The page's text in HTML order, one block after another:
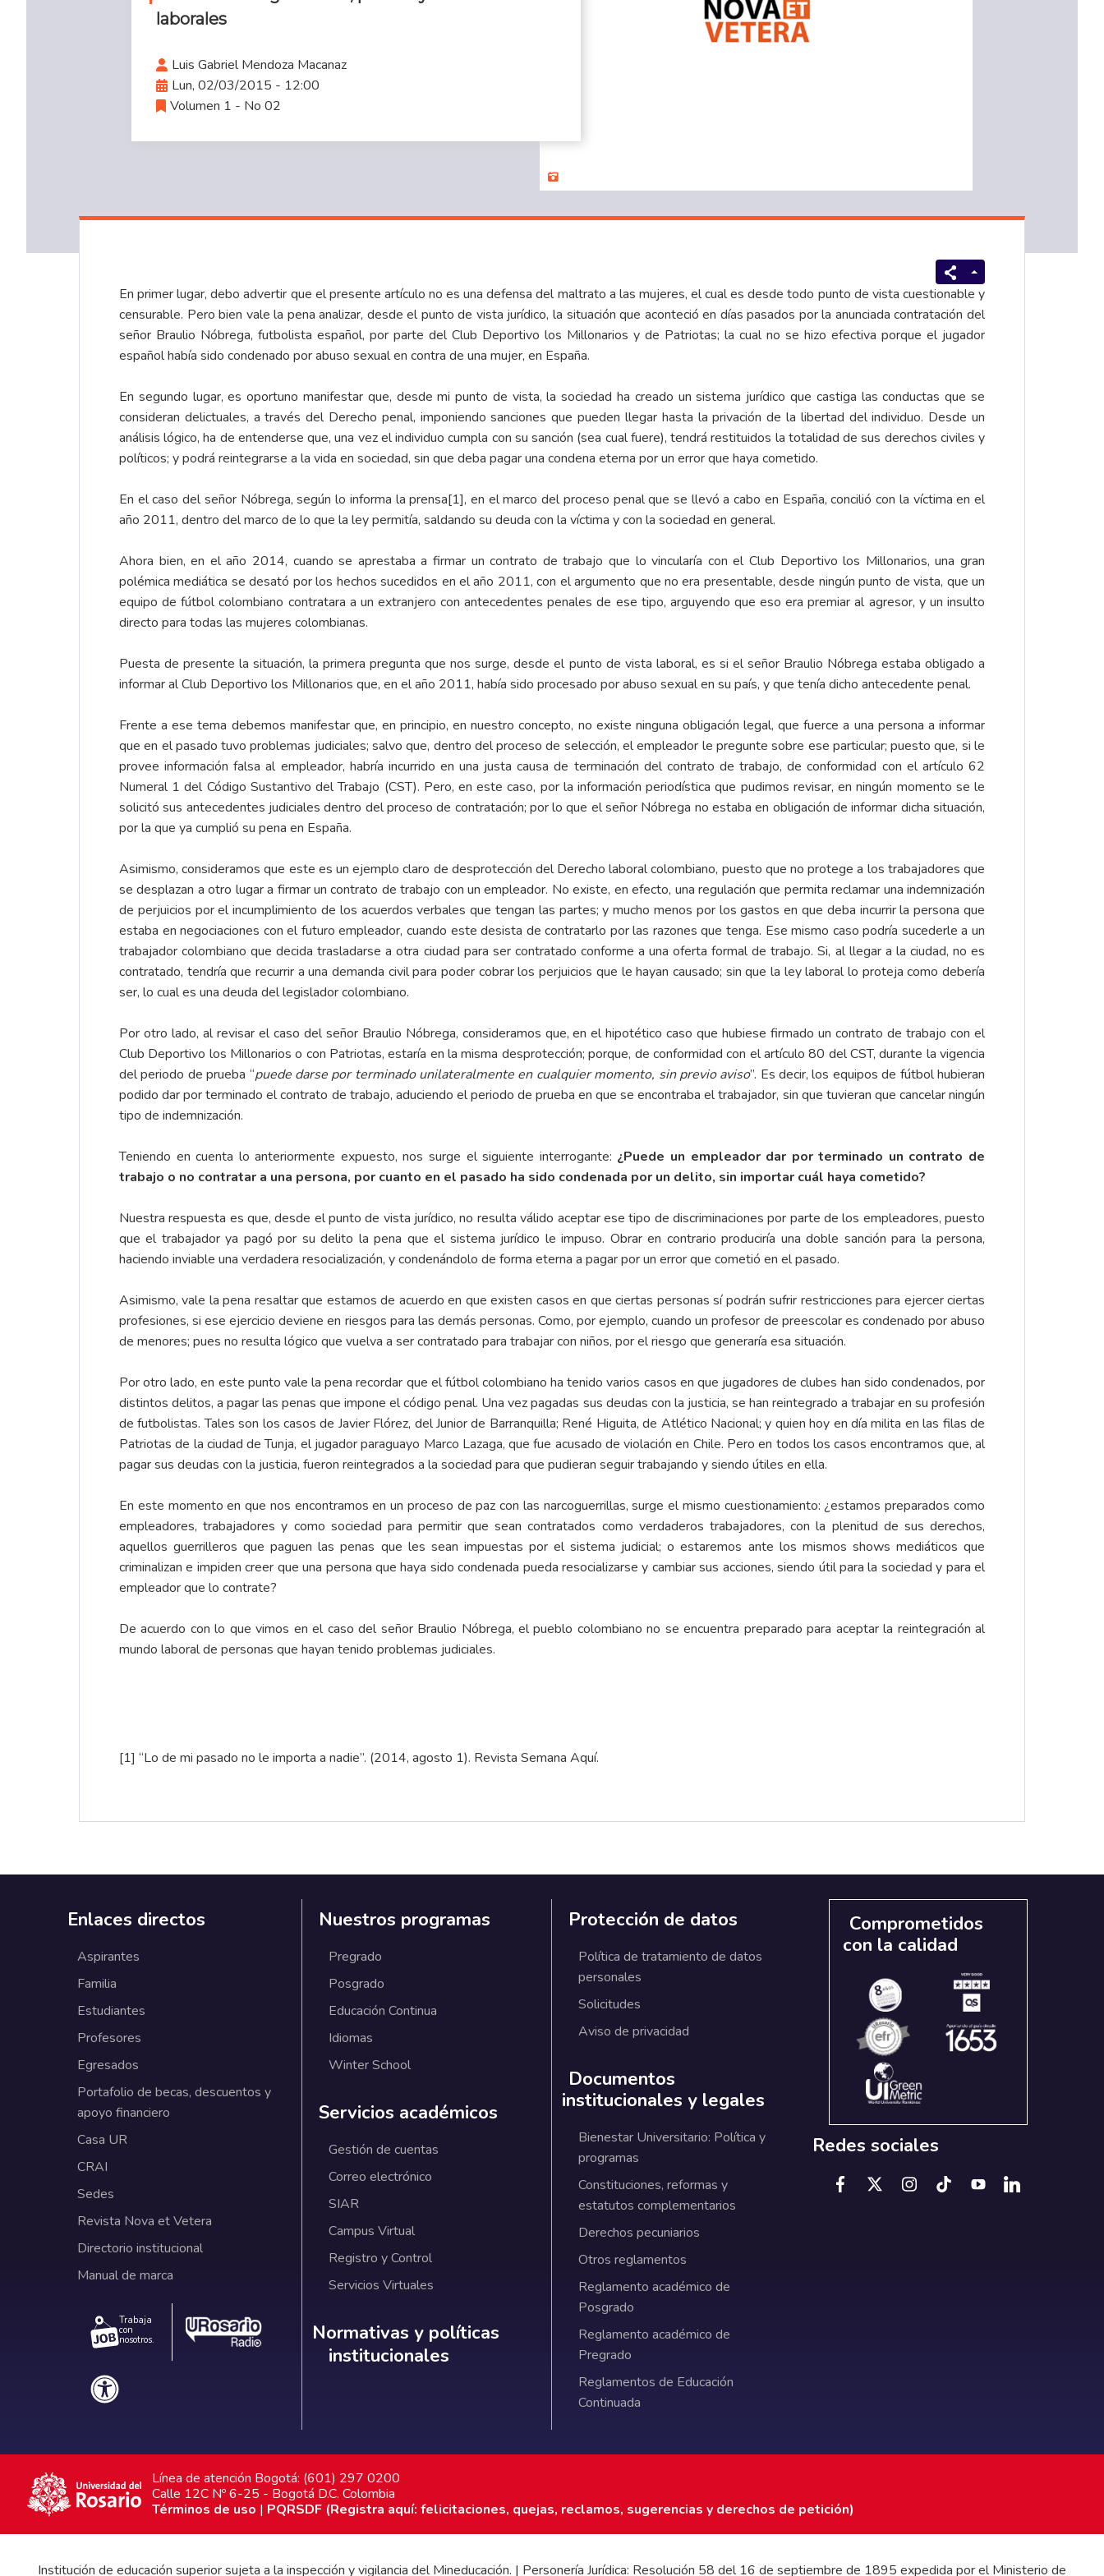
laborales
Luis Gabriel Mendoza Macanaz
Lun, 02/03/2015 - 12:00
Volumen 1 - No 02
En primer lugar, debo advertir que el presente artículo no es una defensa del maltrato a las mujeres, el cual es desde todo punto de vista cuestionable y
censurable. Pero bien vale la pena analizar, desde el punto de vista jurídico, la situación que aconteció en días pasados por la anunciada contratación del
señor Braulio Nóbrega, futbolista español, por parte del Club Deportivo los Millonarios y de Patriotas; la cual no se hizo efectiva porque el jugador
español había sido condenado por abuso sexual en contra de una mujer, en España.
En segundo lugar, es oportuno manifestar que, desde mi punto de vista, la sociedad ha creado un sistema jurídico que castiga las conductas que se
consideran delictuales, a través del Derecho penal, imponiendo sanciones que pueden llegar hasta la privación de la libertad del individuo. Desde un
análisis lógico, ha de entenderse que, una vez el individuo cumpla con su sanción (sea cual fuere), tendrá restituidos la totalidad de sus derechos civiles y
políticos; y podrá reintegrarse a la vida en sociedad, sin que deba pagar una condena eterna por un error que haya cometido.
En el caso del señor Nóbrega, según lo informa la prensa[1], en el marco del proceso penal que se llevó a cabo en España, concilió con la víctima en el
año 2011, dentro del marco de lo que la ley permitía, saldando su deuda con la víctima y con la sociedad en general.
Ahora bien, en el año 2014, cuando se aprestaba a firmar un contrato de trabajo que lo vincularía con el Club Deportivo los Millonarios, una gran
polémica mediática se desató por los hechos sucedidos en el año 2011, con el argumento que no era presentable, desde ningún punto de vista, que un
equipo de fútbol colombiano contratara a un extranjero con antecedentes penales de ese tipo, arguyendo que eso era premiar al agresor, y un insulto
directo para todas las mujeres colombianas.
Puesta de presente la situación, la primera pregunta que nos surge, desde el punto de vista laboral, es si el señor Braulio Nóbrega estaba obligado a
informar al Club Deportivo los Millonarios que, en el año 2011, había sido procesado por abuso sexual en su país, y que tenía dicho antecedente penal.
Frente a ese tema debemos manifestar que, en principio, en nuestro concepto, no existe ninguna obligación legal, que fuerce a una persona a informar
que en el pasado tuvo problemas judiciales; salvo que, dentro del proceso de selección, el empleador le pregunte sobre ese particular; puesto que, si le
provee información falsa al empleador, habría incurrido en una justa causa de terminación del contrato de trabajo, de conformidad con el artículo 62
Numeral 1 del Código Sustantivo del Trabajo (CST). Pero, en este caso, por la información periodística que pudimos revisar, en ningún momento se le
solicitó sus antecedentes judiciales dentro del proceso de contratación; por lo que el señor Nóbrega no estaba en obligación de informar dicha situación,
por la que ya cumplió su pena en España.
Asimismo, consideramos que este es un ejemplo claro de desprotección del Derecho laboral colombiano, puesto que no protege a los trabajadores que
se desplazan a otro lugar a firmar un contrato de trabajo con un empleador. No existe, en efecto, una regulación que permita reclamar una indemnización
de perjuicios por el incumplimiento de los acuerdos verbales que tengan las partes; y mucho menos por los gastos en que deba incurrir la persona que
estaba en negociaciones con el futuro empleador, cuando este desista de contratarlo por las razones que tenga. Ese mismo caso podría sucederle a un
trabajador colombiano que decida trasladarse a otra ciudad para ser contratado conforme a una oferta formal de trabajo. Si, al llegar a la ciudad, no es
contratado, tendría que recurrir a una demanda civil para poder cobrar los perjuicios que le hayan causado; sin que la ley laboral lo proteja como debería
ser, lo cual es una deuda del legislador colombiano.
Por otro lado, al revisar el caso del señor Braulio Nóbrega, consideramos que, en el hipotético caso que hubiese firmado un contrato de trabajo con el
Club Deportivo los Millonarios o con Patriotas, estaría en la misma desprotección; porque, de conformidad con el artículo 80 del CST, durante la vigencia
del periodo de prueba “puede darse por terminado unilateralmente en cualquier momento, sin previo aviso”. Es decir, los equipos de fútbol hubieran
podido dar por terminado el contrato de trabajo, aduciendo el periodo de prueba en que se encontraba el trabajador, sin que tuvieran que cancelar ningún
tipo de indemnización.
Teniendo en cuenta lo anteriormente expuesto, nos surge el siguiente interrogante: ¿Puede un empleador dar por terminado un contrato de
trabajo o no contratar a una persona, por cuanto en el pasado ha sido condenada por un delito, sin importar cuál haya cometido?
Nuestra respuesta es que, desde el punto de vista jurídico, no resulta válido aceptar ese tipo de discriminaciones por parte de los empleadores, puesto
que el trabajador ya pagó por su delito la pena que el sistema jurídico le impuso. Obrar en contrario produciría una doble sanción para la persona,
haciendo inviable una verdadera resocialización, y condenándolo de forma eterna a pagar por un error que cometió en el pasado.
Asimismo, vale la pena resaltar que estamos de acuerdo en que existen casos en que ciertas personas sí podrán sufrir restricciones para ejercer ciertas
profesiones, si ese ejercicio deviene en riesgos para las demás personas. Como, por ejemplo, cuando un profesor de preescolar es condenado por abuso
de menores; pues no resulta lógico que vuelva a ser contratado para trabajar con niños, por el riesgo que generaría esa situación.
Por otro lado, en este punto vale la pena recordar que el fútbol colombiano ha tenido varios casos en que jugadores de clubes han sido condenados, por
distintos delitos, a pagar las penas que impone el código penal. Una vez pagadas sus deudas con la justicia, se han reintegrado a trabajar en su profesión
de futbolistas. Tales son los casos de Javier Flórez, del Junior de Barranquilla; René Higuita, de Atlético Nacional; y quien hoy en día milita en las filas de
Patriotas de la ciudad de Tunja, el jugador paraguayo Marco Lazaga, que fue acusado de violación en Chile. Pero en todos los casos encontramos que, al
pagar sus deudas con la justicia, fueron reintegrados a la sociedad para que pudieran seguir trabajando y siendo útiles en ella.
En este momento en que nos encontramos en un proceso de paz con las narcoguerrillas, surge el mismo cuestionamiento: ¿estamos preparados como
empleadores, trabajadores y como sociedad para permitir que sean contratados como verdaderos trabajadores, con la plenitud de sus derechos,
aquellos guerrilleros que paguen las penas que les sean impuestas por el sistema judicial; o estaremos ante los mismos shows mediáticos que
criminalizan e impiden creer que una persona que haya sido condenada pueda resocializarse y cambiar sus acciones, siendo útil para la sociedad y para el
empleador que lo contrate?
De acuerdo con lo que vimos en el caso del señor Braulio Nóbrega, el pueblo colombiano no se encuentra preparado para aceptar la reintegración al
mundo laboral de personas que hayan tenido problemas judiciales.
[1] “Lo de mi pasado no le importa a nadie”. (2014, agosto 1). Revista Semana Aquí.
Enlaces directos
Aspirantes
Familia
Estudiantes
Profesores
Egresados
Portafolio de becas, descuentos y
apoyo financiero
Casa UR
CRAI
Sedes
Revista Nova et Vetera
Directorio institucional
Manual de marca
Trabaja
con
nosotros.
Nuestros programas
Pregrado
Posgrado
Educación Continua
Idiomas
Winter School
Servicios académicos
Gestión de cuentas
Correo electrónico
SIAR
Campus Virtual
Registro y Control
Servicios Virtuales
Normativas y políticas institucionales
Normativas y políticas
institucionales
Protección de datos
Política de tratamiento de datos
personales
Solicitudes
Aviso de privacidad
Documentos
institucionales y legales
Bienestar Universitario: Política y
programas
Constituciones, reformas y
estatutos complementarios
Derechos pecuniarios
Otros reglamentos
Reglamento académico de
Posgrado
Reglamento académico de
Pregrado
Reglamentos de Educación
Continuada
Comprometidos
con la calidad
Redes sociales
Línea de atención Bogotá: (601) 297 0200
Calle 12C Nº 6-25 - Bogotá D.C. Colombia
Términos de uso | PQRSDF (Registra aquí: felicitaciones, quejas, reclamos, sugerencias y derechos de petición)
Institución de educación superior sujeta a la inspección y vigilancia del Mineducación. | Personería Jurídica: Resolución 58 del 16 de septiembre de 1895 expedida por el Ministerio de